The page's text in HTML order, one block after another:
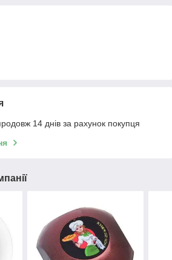
14 днів за рахунок покупця